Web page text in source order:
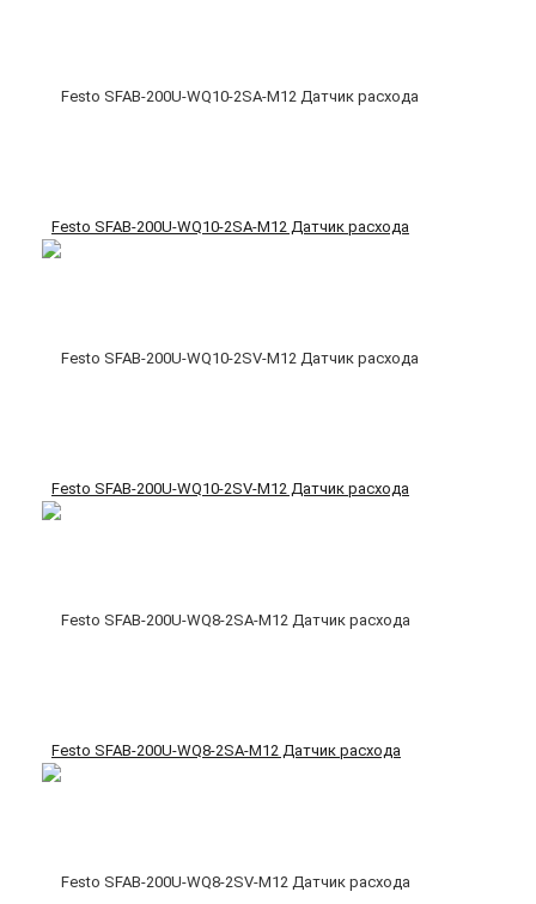
Festo SFAB-200U-WQ10-2SA-M12 Датчик расхода
Festo SFAB-200U-WQ10-2SV-M12 Датчик расхода
Festo SFAB-200U-WQ8-2SA-M12 Датчик расхода